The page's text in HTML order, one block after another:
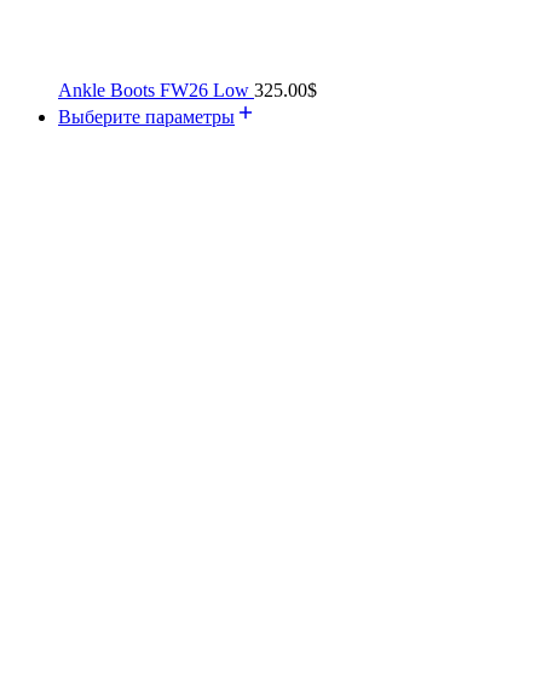
Ankle Boots FW26 Low 325.00$
Выберите параметры